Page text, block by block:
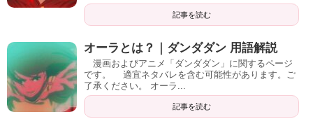
記事を読む
オーラとは？｜ダンダダン 用語解説
漫画およびアニメ「ダンダダン」に関するページ
です。 適宜ネタバレを含む可能性があります。ご
了承ください。 オーラ...
記事を読む